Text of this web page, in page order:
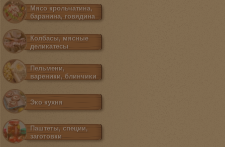
Мясо крольчатина,
баранина, говядина
Колбасы, мясные
деликатесы
Пельмени,
вареники, блинчики
Эко кухня
Паштеты, специи,
заготовки